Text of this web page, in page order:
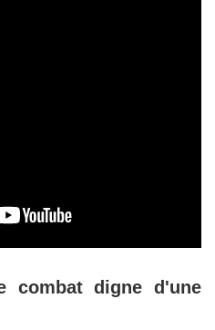
combat digne d'une